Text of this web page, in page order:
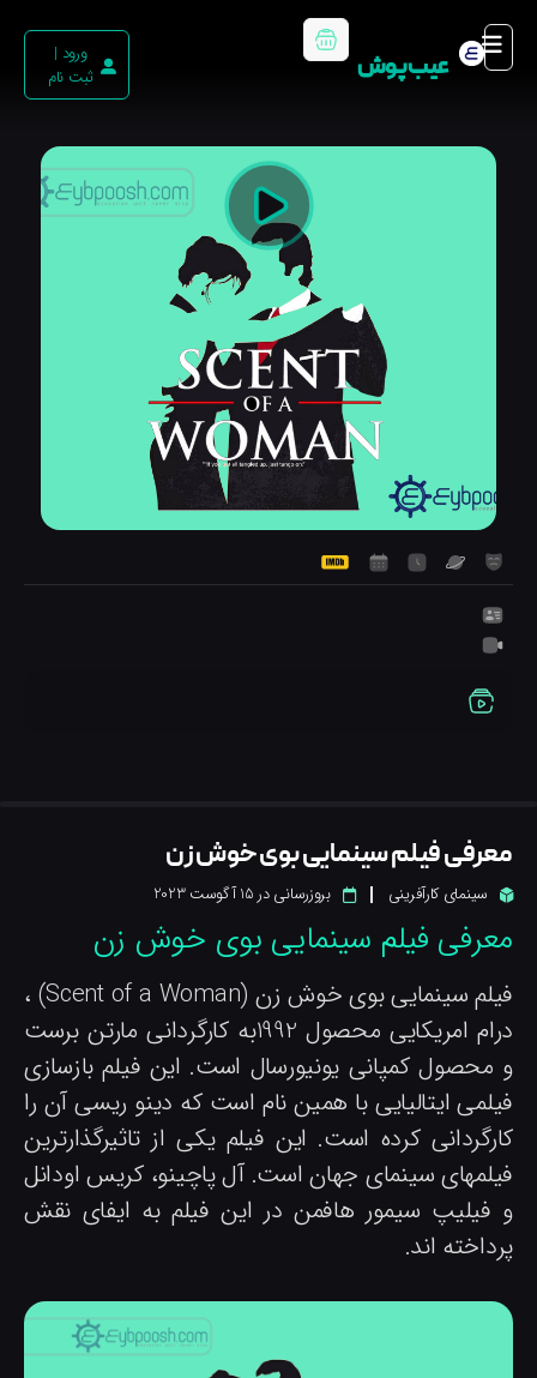
عیب پوش
ورود |
ثبت نام
فیلم سینمایی بوی خوش زن
سینمای کارآفرینی بروزرسانی در15 آگوست 2023
فیلم سینمایی بوی خوش زن
فیلم سینمایی بوی خوش زن (Scent of a Woman) ،
درام امریکایی محصول 1992به کارگردانی مارتن برست
محصول کمپانی یونیورسال است. این فیلم بازسازی
ایتالیایی با همین نام است که دینو ریسی آن را
کرده است. این فیلم یکی از تاثیرگذارترین
سینمای جهان است. آل پاچینو، کریس اودانل
فیلیپ سیمور هافمن در این فیلم به ایفای نقش
اند.